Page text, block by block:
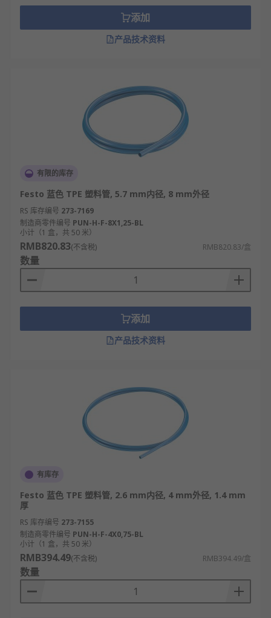
添加
产品技术资料
有限的库存
Festo 蓝色 TPE 塑料管, 5.7 mm内径, 8 mm外径
RS 库存编号 273-7169
制造商零件编号 PUN-H-F-8X1,25-BL
小计（1 盒，共 50 米）
RMB820.83(不含税) RMB820.83/盒
数量
添加
产品技术资料
有库存
Festo 蓝色 TPE 塑料管, 2.6 mm内径, 4 mm外径, 1.4 mm
厚
RS 库存编号 273-7155
制造商零件编号 PUN-H-F-4X0,75-BL
小计（1 盒，共 50 米）
RMB394.49(不含税) RMB394.49/盒
数量